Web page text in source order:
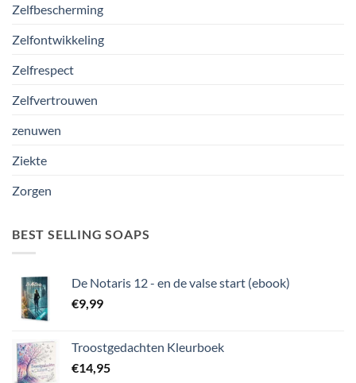
Zelfbescherming
Zelfontwikkeling
Zelfrespect
Zelfvertrouwen
zenuwen
Ziekte
Zorgen
BEST SELLING SOAPS
De Notaris 12 - en de valse start (ebook)
€9,99
Troostgedachten Kleurboek
€14,95